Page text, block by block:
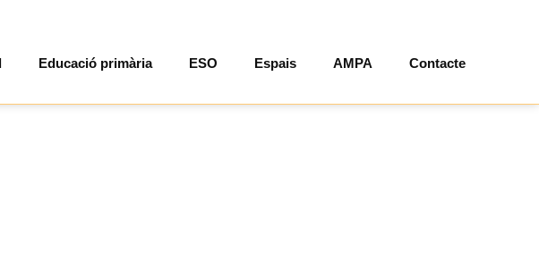
Educació primària ESO Espais AMPA Contacte